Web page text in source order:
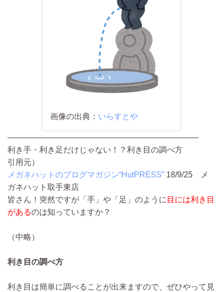
画像の出典： いらすとや
————————————————————————
利き手・利き足だけじゃない！？利き目の調べ方
引用元）
メガネハットのブログマガジン“HutPRESS” 18/9/25 メ
ガネハット取手東店
皆さん！突然ですが「手」や「足」のように 目には利き目
があるのは知っていますか？
（中略）
利き目の調べ方
利き目は簡単に調べることが出来ますので、ぜひやって見